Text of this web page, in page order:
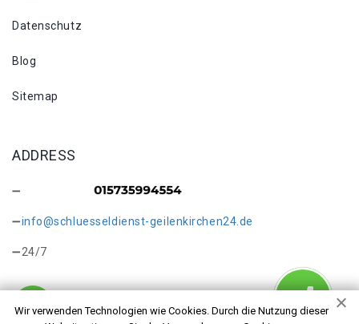
Wir verwenden Technologien wie Cookies. Durch die Nutzung dieser
Datenschutz
Blog
Sitemap
ADDRESS
info@schluesseldienst-geilenkirchen24.de
24/7